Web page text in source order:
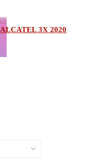
ALCATEL 3X 2020